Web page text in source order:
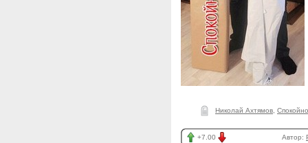
Николай Ахтямов
+7.00 Автор: